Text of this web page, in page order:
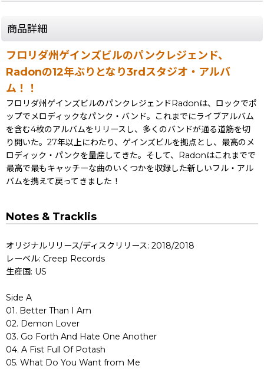
商品詳細
フロリダ州ゲインズビルのパンクレジェンド、
Radonの12年ぶりとなり3rdスタジオ・アルバ
ム！！
フロリダ州ゲインズビルのパンクレジェンドRadonは、ロックでポ
ップでメロディックなパンク・バンド。これまでにライブアルバム
を含む4枚のアルバムをリリースし、多くのバンドが通る道筋を切
り開いた。27年以上にわたり、ゲインズビルを拠点とし、最高のメ
ロディック・パンクを量産してきた。そして、Radonはこれまでで
最高で最もキャッチーな曲のいくつかを収録した新しいフル・アル
バムを携えて戻ってきました！
Notes & Tracklis
オリジナルリリース/ディスクリリース: 2018/2018
レーベル: Creep Records
生産国: US
Side A
01. Better Than I Am
02. Demon Lover
03. Go Forth And Hate One Another
04. A Fist Full Of Potash
05. What Do You Want from Me